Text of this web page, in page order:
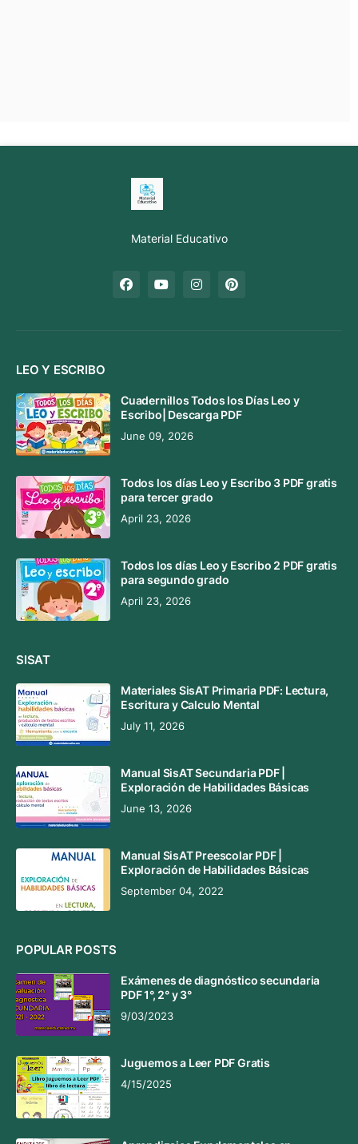
Material Educativo
LEO Y ESCRIBO
Cuadernillos Todos los Días Leo y
Escribo| Descarga PDF
June 09, 2026
Todos los días Leo y Escribo 3 PDF gratis
para tercer grado
April 23, 2026
Todos los días Leo y Escribo 2 PDF gratis
para segundo grado
April 23, 2026
SISAT
Materiales SisAT Primaria PDF: Lectura,
Escritura y Calculo Mental
July 11, 2026
Manual SisAT Secundaria PDF |
Exploración de Habilidades Básicas
June 13, 2026
Manual SisAT Preescolar PDF |
Exploración de Habilidades Básicas
September 04, 2022
POPULAR POSTS
Exámenes de diagnóstico secundaria
PDF 1°, 2° y 3°
9/03/2023
Juguemos a Leer PDF Gratis
4/15/2025